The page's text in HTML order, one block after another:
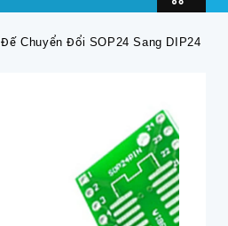
Đế Chuyển Đổi SOP24 Sang DIP24